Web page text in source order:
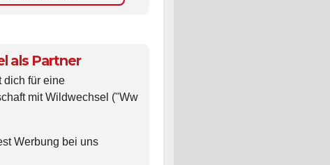
als Partner
dich für eine
mit Wildwechsel ("Ww
Werbung bei uns